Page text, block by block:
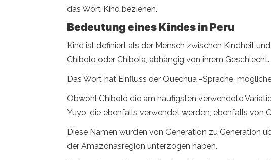
das Wort Kind beziehen.
Bedeutung eines Kindes in Peru
Kind ist definiert als der Mensch zwischen Kindheit
Chibolo oder Chibola, abhängig von ihrem Geschlecht.
Das Wort hat Einfluss der Quechua -Sprache,
Obwohl Chibolo die am häufigsten verwendete
Yuyo, die ebenfalls verwendet werden, ebenfalls von
Diese Namen wurden von Generation zu Generation
der Amazonasregion unterzogen haben.